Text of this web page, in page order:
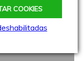
COOKIES